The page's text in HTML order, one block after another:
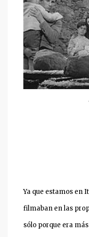
Ya que estamos en
filmaban en las
sólo porque era